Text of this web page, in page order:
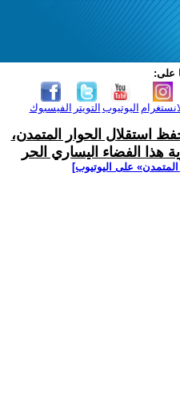
على:
الفيسبوك التويتر اليوتيوب
استقلال الحوار المتمدن،
هذا الفضاء اليساري الحر
على اليوتيوب]